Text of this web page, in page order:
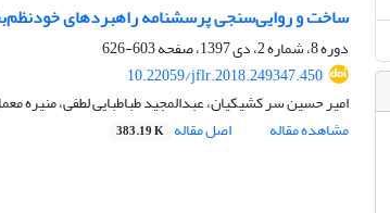
ساخت و روایی‌سنجی پرسشنامه راهبردهای
دوره 8، شماره 2، دی 1397، صفحه
603-626
10.22059/jflr.2018.249347.450
امیر حسین سر کشیکیان، عبدالمجید طباطبایی لطفی، منیره
مشاهده مقاله
اصل مقاله 383.19 K